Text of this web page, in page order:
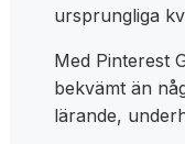
ursprungliga
Med Pinterest
bekvämt än
lärande,